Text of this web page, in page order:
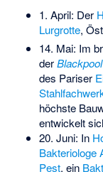
1. April: Der
Lurgrotte,
14. Mai: Im
der
des Pariser
höchste
entwickelt
20. Juni: In
Bakteriologe
Pest, ein